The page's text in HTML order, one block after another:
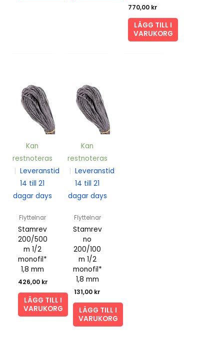
770,00 kr
LÄGG TILL I
VARUKORG
Kan
restnoteras
Leveranstid
14 till 21
dagar days
Flyttelnar
Stamrev
200/500
m 1/2
monofil*
1,8 mm
426,00 kr
LÄGG TILL I
VARUKORG
Kan
restnoteras
Leveranstid
14 till 21
dagar days
Flyttelnar
Stamrev
no
200/100
m 1/2
monofil*
1,8 mm
131,00 kr
LÄGG TILL I
VARUKORG